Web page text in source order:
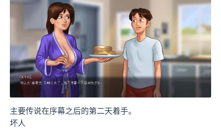
主要传说在序幕之后的第二天着手。
坏人